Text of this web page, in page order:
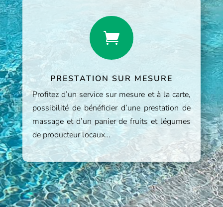

PRESTATION SUR MESURE
Profitez d’un service sur mesure et à la carte,
possibilité de bénéficier d’une prestation de
massage et d’un panier de fruits et légumes
de producteur locaux…